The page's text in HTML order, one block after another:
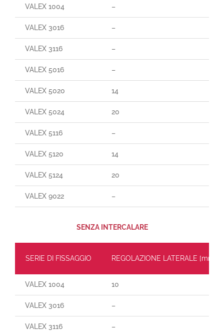
VALEX 1004 –
VALEX 3016 –
VALEX 3116 –
VALEX 5016 –
VALEX 5020 14
VALEX 5024 20
VALEX 5116 –
VALEX 5120 14
VALEX 5124 20
VALEX 9022 –
SENZA INTERCALARE
SERIE DI FISSAGGIO REGOLAZIONE LATERALE [mm]
VALEX 1004 10
VALEX 3016 –
VALEX 3116 –